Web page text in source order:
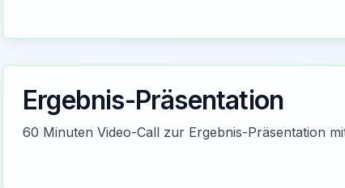
Ergebnis-Präsentation
60 Minuten Video-Call zur Ergebnis-Präsentation